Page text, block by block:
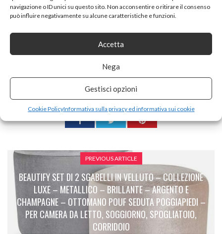
navigazione o ID unici su questo sito. Non acconsentire o ritirare il consenso
può influire negativamente su alcune caratteristiche e funzioni.
Accetta
Nega
Gestisci opzioni
Cookie PolicyInformativa sulla privacy ed informativa sui cookie
SHARE ON
PREVIOUS ARTICLE
BEAUTIFY SET DI 2 SGABELLI IN VELLUTO – COLLEZIONE
LUXE – METALLICO – BRILLANTE – ARGENTO E
CHAMPAGNE – OTTOMANO POUF SEDUTA POGGIAPIEDI –
PER CAMERA DA LETTO, SOGGIORNO, SPOGLIATOIO,
CORRIDOIO